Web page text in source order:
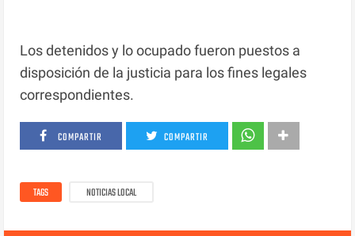
Los detenidos y lo ocupado fueron puestos a
disposición de la justicia para los fines legales
correspondientes.
COMPARTIR COMPARTIR
TAGS NOTICIAS LOCAL